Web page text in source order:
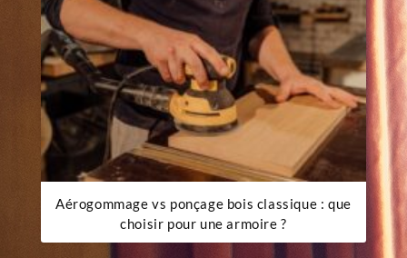
Aérogommage vs ponçage bois classique : que
choisir pour une armoire ?